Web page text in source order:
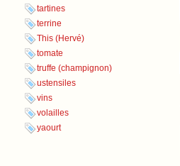
tartines
terrine
This (Hervé)
tomate
truffe (champignon)
ustensiles
vins
volailles
yaourt